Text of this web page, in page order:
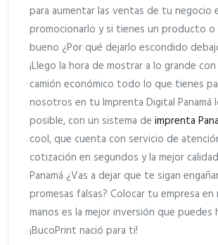
para aumentar las ventas de tu negocio
promocionarlo y si tienes un producto
bueno ¿Por qué dejarlo escondido
¡Llego la hora de mostrar a lo grande
camión económico todo lo que tienes
nosotros en tu Imprenta Digital Panamá
posible, con un sistema deimprenta
cool, que cuenta con servicio de
cotización en segundos y la mejor
Panamá ¿Vas a dejar que te sigan
promesas falsas? Colocar tu empresa
manos es la mejor inversión que puedes
¡BucoPrint nació para ti!